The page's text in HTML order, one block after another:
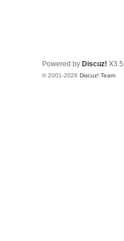
Powered by Discuz! X3.5
© 2001-2026 Discuz! Team